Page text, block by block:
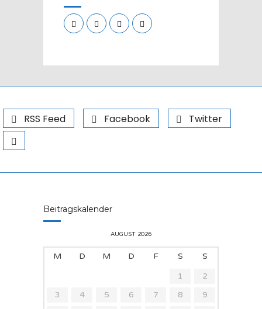
RSS Feed Facebook Twitter
Beitragskalender
AUGUST 2026
M D M D F S
S
1
2
3
4 5 6 7 8
9